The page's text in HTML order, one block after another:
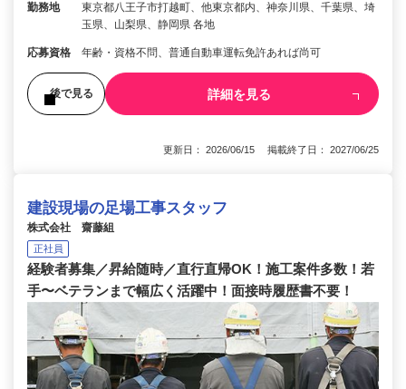
勤務地
東京都八王子市打越町、他東京都内、神奈川県、千葉県、埼
玉県、山梨県、静岡県 各地
応募資格 年齢・資格不問、普通自動車運転免許あれば尚可
後で見る 詳細を見る
更新日： 2026/06/15 掲載終了日： 2027/06/25
建設現場の足場工事スタッフ
株式会社 齋藤組
正社員
経験者募集／昇給随時／直行直帰OK！施工案件多数！若
手〜ベテランまで幅広く活躍中！面接時履歴書不要！